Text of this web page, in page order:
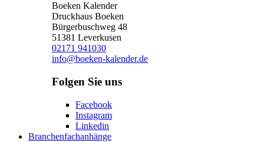
Boeken Kalender
Druckhaus Boeken
Bürgerbuschweg 48
51381 Leverkusen
02171 941030
info@boeken-kalender.de
Folgen Sie uns
Facebook
Instagram
Linkedin
Branchenfachanhänge